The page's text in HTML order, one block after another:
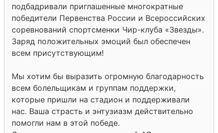
подбадривали приглашенные многократные
победители Первенства России и Всероссийских
соревнований спортсменки Чир-клуба «Звезды».
Заряд положительных эмоций был обеспечен
всем присутствующим!
Мы хотим бы выразить огромную благодарность
всем болельщикам и группам поддержки,
которые пришли на стадион и поддерживали
нас. Ваша страсть и энтузиазм действительно
помогли нам в этой победе.